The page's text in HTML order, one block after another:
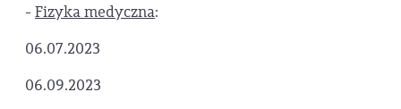
-Fizyka medyczna:
06.07.2023
06.09.2023